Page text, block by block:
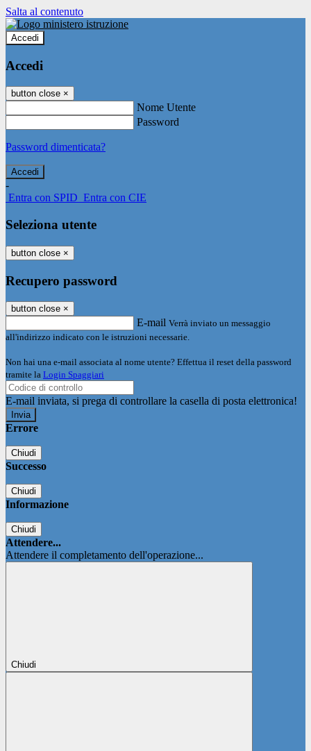
Salta al contenuto
Accedi
Accedi
button close ×
Nome Utente
Password
Password dimenticata?
-
Entra con SPID Entra con CIE
Seleziona utente
button close ×
Recupero password
button close ×
E-mail Verrà inviato un messaggio
all'indirizzo indicato con le istruzioni necessarie.
Non hai una e-mail associata al nome utente? Effettua il reset della password
tramite la Login Spaggiari
E-mail inviata, si prega di controllare la casella di posta elettronica!
Errore
Chiudi
Successo
Chiudi
Informazione
Chiudi
Attendere...
Attendere il completamento dell'operazione...
Chiudi